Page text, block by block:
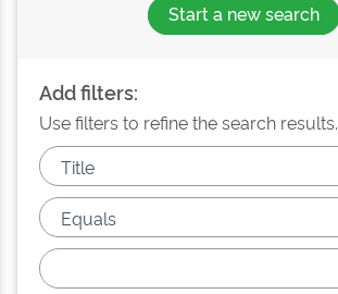
Start a new search
Add filters:
Use filters to refine the search results.